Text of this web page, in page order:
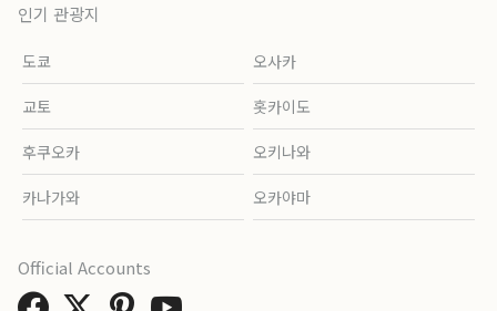
인기 관광지
도쿄 오사카
교토 홋카이도
후쿠오카 오키나와
카나가와 오카야마
Official Accounts